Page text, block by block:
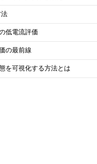
低電流評価
の最前線
を可視化する方法とは